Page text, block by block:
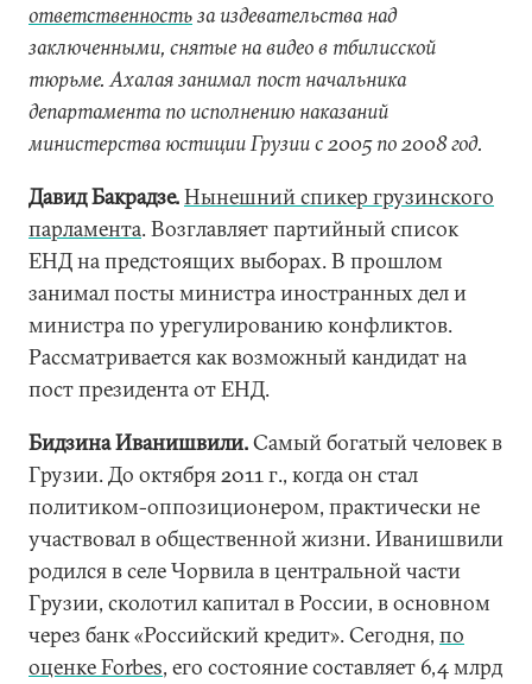
ответственностьза издевательства над
заключенными, снятые на видео в тбилисской
тюрьме. Ахалая занимал пост начальника
департамента по исполнению наказаний
министерства юстиции Грузии с 2005 по 2008 год.
Давид Бакрадзе.Нынешний спикер грузинского
парламента. Возглавляет партийный список
ЕНД на предстоящих выборах. В прошлом
занимал посты министра иностранных дел и
министра по урегулированию конфликтов.
Рассматривается как возможный кандидат на
пост президента от ЕНД.
Бидзина Иванишвили.Самый богатый человек в
Грузии. До октября 2011 г., когда он стал
политиком-оппозиционером, практически не
участвовал в общественной жизни. Иванишвили
родился в селе Чорвила в центральной части
Грузии, сколотил капитал в России, в основном
через банк «Российский кредит». Сегодня, по
оценке Forbes, его состояние составляет 6,4 млрд